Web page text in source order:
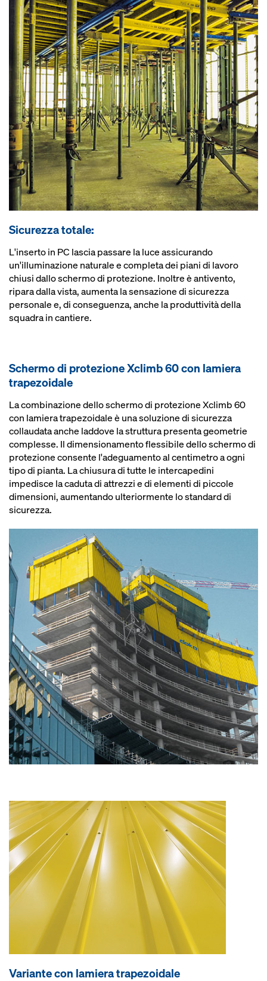
Sicurezza totale:
L'inserto in PC lascia passare la luce assicurando
un'illuminazione naturale e completa dei piani di lavoro
chiusi dallo schermo di protezione. Inoltre è antivento,
ripara dalla vista, aumenta la sensazione di sicurezza
personale e, di conseguenza, anche la produttività della
squadra in cantiere.
Schermo di protezione Xclimb 60 con lamiera
trapezoidale
La combinazione dello schermo di protezione Xclimb 60
con lamiera trapezoidale è una soluzione di sicurezza
collaudata anche laddove la struttura presenta geometrie
complesse. Il dimensionamento flessibile dello schermo di
protezione consente l'adeguamento al centimetro a ogni
tipo di pianta. La chiusura di tutte le intercapedini
impedisce la caduta di attrezzi e di elementi di piccole
dimensioni, aumentando ulteriormente lo standard di
sicurezza.
Variante con lamiera trapezoidale